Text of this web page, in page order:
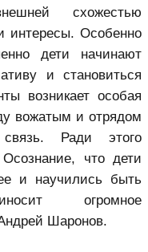
схожестью
интересы. Особенно
дети начинают
и становиться
возникает особая
вожатым и отрядом
связь. Ради этого
что дети
и научились быть
огромное
Шаронов.